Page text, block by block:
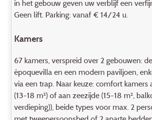
in het gebouw geven uw verblijf een
Geen lift. Parking: vanaf € 14/24 u.
Kamers
67 kamers, verspreid over 2 gebouwen:
époquevilla en een modern paviljoen,
via een trap. Naar keuze: comfort kamers
(13-18 m²) of aan zeezijde (15-18 m²,
verdieping)), beide types voor max. 2